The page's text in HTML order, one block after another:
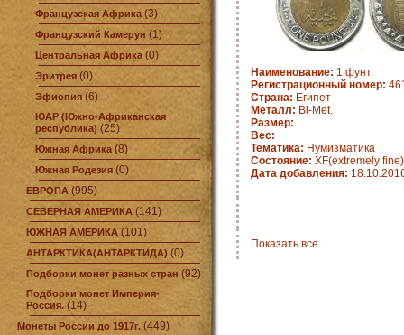
Французская Африка(3)
Французский Камерун (1)
Центральная Африка (0)
Эритрея (0)
Эфиопия(6)
ЮАР (Южно-Африканская
республика) (25)
Южная Африка (8)
Южная Родезия (0)
ЕВРОПА (995)
СЕВЕРНАЯ АМЕРИКА (141)
ЮЖНАЯ АМЕРИКА (101)
АНТАРКТИКА(АНТАРКТИДА) (0)
Подборки монет разных стран (92)
Подборки монет Империя-
Россия. (14)
Монеты России до 1917г. (449)
Наименование: 1 фунт.
Регистрационный номер:
Страна: Египет
Металл: Bi-Met.
Размер:
Вес:
Тематика: Нумизматика
Состояние: XF(extremely fine)
Дата добавления:
Показать все